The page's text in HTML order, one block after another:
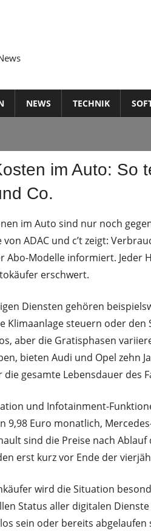
NEWS TECHNIK
im Auto: So
Co.
im Auto sind nur noch
von ADAC und c’t zeigt:
Abo-Modelle informiert. Jeder
erschwert.
Diensten gehören
Klimaanlage steuern oder
aber die Gratisphasen
bieten Audi und Opel zehn
gesamte Lebensdauer des
und Infotainment-
9,98 Euro monatlich,
sind die Preise nach
erst kurz vor Ende der
wird die Situation
Status aller digitalen
sein oder bereits